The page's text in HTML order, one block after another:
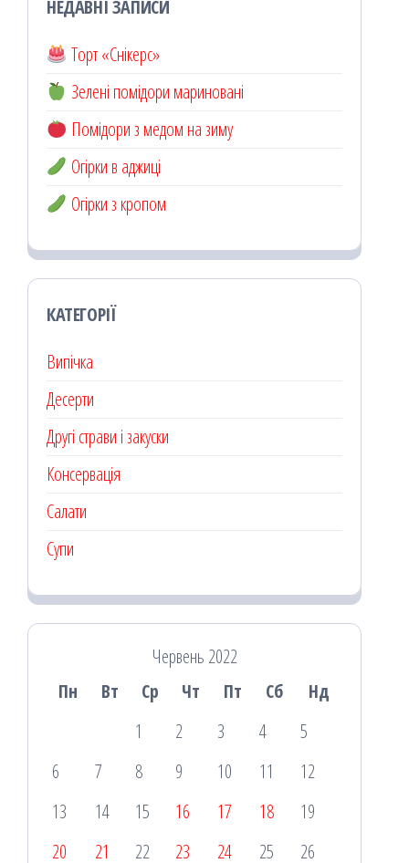
НЕДАВНІ ЗАПИСИ
Торт «Снікерс»
Зелені помідори мариновані
Помідори з медом на зиму
Огірки в аджиці
Огірки з кропом
КАТЕГОРІЇ
Випічка
Десерти
Другі страви і закуски
Консервація
Салати
Супи
Червень 2022
Пн
Вт Ср Чт Пт Сб
Нд
1
2 3 4
5
6
7 8 9 10 11
12
13
14 15 16 17 18
19
20
21 22 23 24 25
26